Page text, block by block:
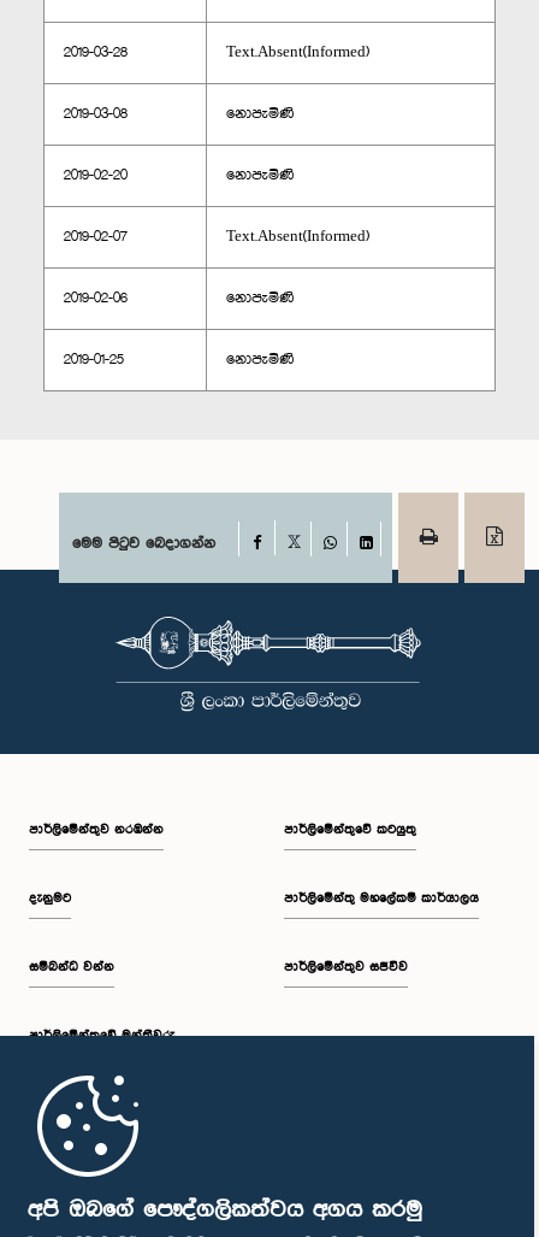
අපි ඔබගේ පෞද්ගලිකත්වය අගය කරමු
2019-03-28 Text.Absent(Informed)
2019-03-08 නොපැමිණි
2019-02-20 නොපැමිණි
2019-02-07 Text.Absent(Informed)
2019-02-06 නොපැමිණි
2019-01-25 නොපැමිණි
මෙම පිටුව බෙදාගන්න Facebook
WhatsAppLinkedIn
පාර්ලි‌මේන්තුව නරඹන්න
දැනුමට
සම්බන්ධ වන්න
පාර්ලි‌මේන්තුවේ මන්ත්‍රීවරු
මුල් පිටුව
පාර්ලිමේන්තුවේ කටයුතු
පාර්ලිමේන්තු මහලේකම් කාර්යාලය
පාර්ලිමේන්තුව සජීවීව
පාර්ලිමේන්තු ජංගම යෙදුම